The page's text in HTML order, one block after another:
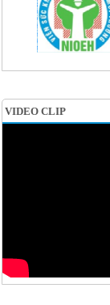
VIDEO CLIP